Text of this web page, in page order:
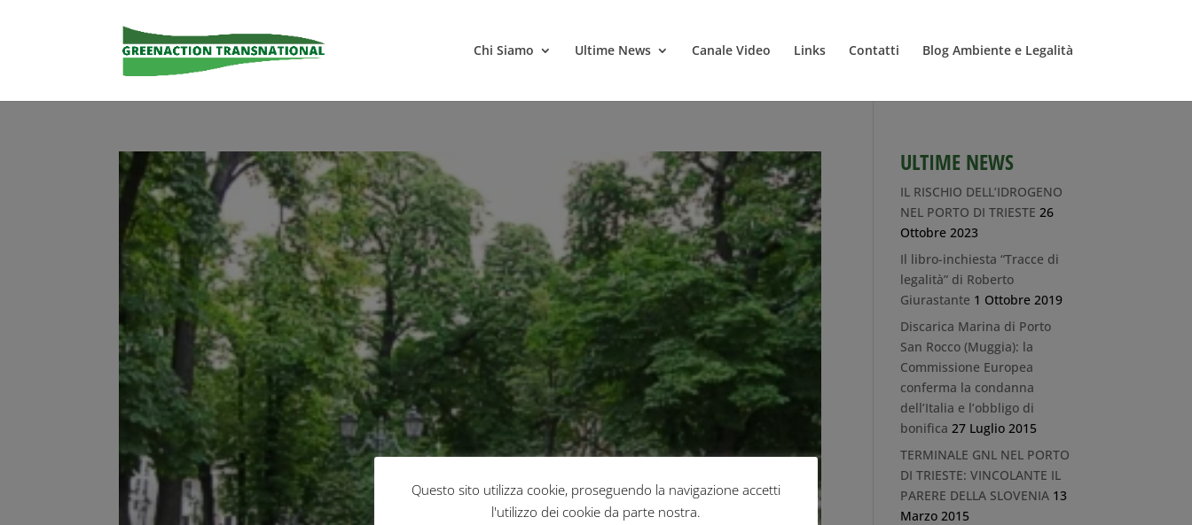
Chi Siamo Ultime News Canale Video Links Contatti Blog Ambiente e Legalità
ULTIME NEWS
IL RISCHIO DELL’IDROGENO
NEL PORTO DI TRIESTE 26
Ottobre 2023
Il libro-inchiesta “Tracce di
legalità” di Roberto
Giurastante 1 Ottobre 2019
Discarica Marina di Porto
San Rocco (Muggia): la
Commissione Europea
conferma la condanna
dell’Italia e l’obbligo di
bonifica 27 Luglio 2015
TERMINALE GNL NEL PORTO
DI TRIESTE: VINCOLANTE IL
PARERE DELLA SLOVENIA 13
Marzo 2015
Questo sito utilizza cookie, proseguendo la navigazione accetti
l'utilizzo dei cookie da parte nostra.